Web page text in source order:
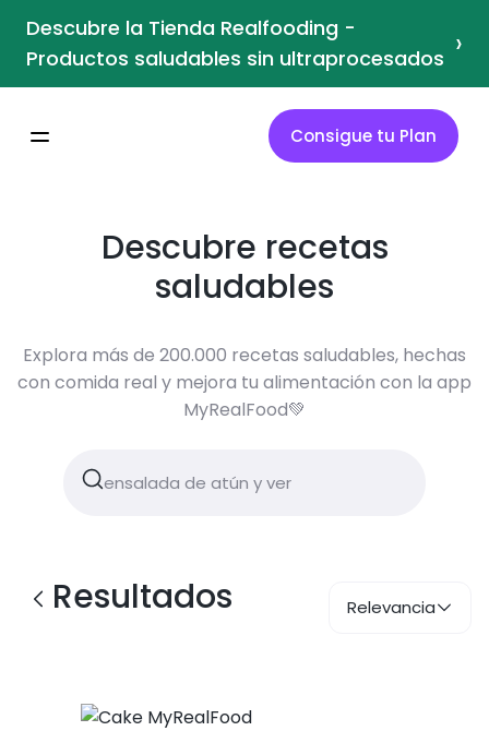
Descubre la Tienda Realfooding -
Productos saludables sin ultraprocesados ›
Consigue tu Plan
Descubre recetas
saludables
Explora más de 200.000 recetas saludables, hechas
con comida real y mejora tu alimentación con la app
MyRealFood💚
Resultados Relevancia